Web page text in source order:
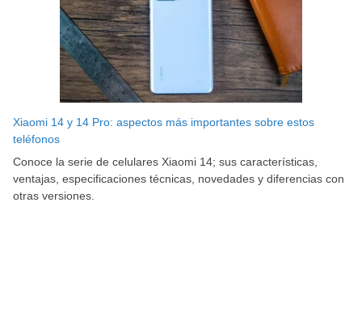
Xiaomi 14 y 14 Pro: aspectos más importantes sobre estos
teléfonos
Conoce la serie de celulares Xiaomi 14; sus características,
ventajas, especificaciones técnicas, novedades y diferencias con
otras versiones.